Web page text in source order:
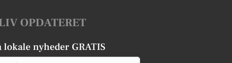
OPDATERET
lokale nyheder GRATIS